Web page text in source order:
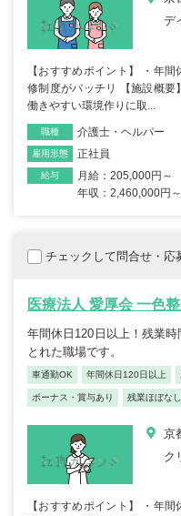
デ
【おすすめポイント】 ・年
修制度がバッチリ 【施設概要
働きやすい環境作りに取...
職種 介護士・ヘルパー
雇用形態 正社員
給与
月給：205,000円～
年収：2,460,000円～
チェックして問合せ・応
医療法人 愛厚会 一色
年間休日120日以上！残業
とれた職場です。
車通勤OK 年間休日120日以上
ボーナス・賞与あり 残業ほぼなし
京
ク
【おすすめポイント】 ・年